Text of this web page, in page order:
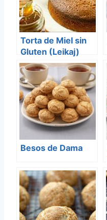
Torta de Miel sin
Gluten (Leikaj)
Besos de Dama